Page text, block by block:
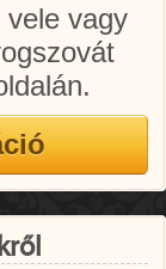
vele vagy